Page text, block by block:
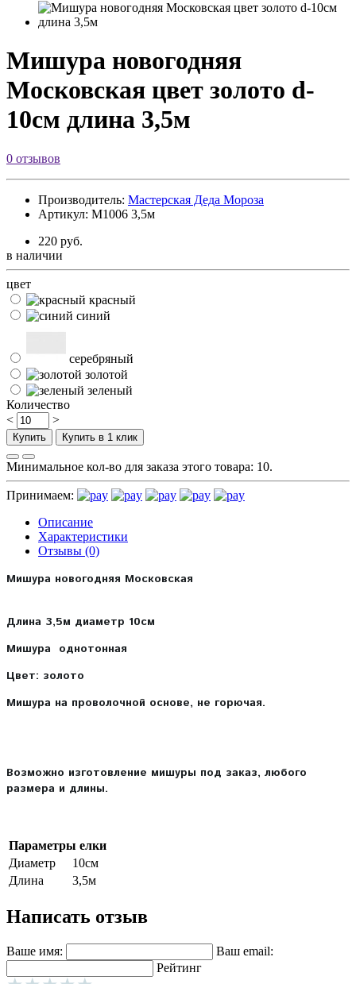
Мишура новогодняя
Московская цвет золото d-
10см длина 3,5м
0 отзывов
Производитель: Мастерская Деда Мороза
Артикул: М1006 3,5м
220 руб.
в наличии
цвет
красный
синий
серебряный
золотой
зеленый
Количество
<
>
Купить Купить в 1 клик
Минимальное кол-во для заказа этого товара: 10.
Принимаем:
Описание
Характеристики
Отзывы (0)
Мишура новогодняя Московская
Длина 3,5м диаметр 10см
Мишура однотонная
Цвет: золото
Мишура на проволочной основе, не горючая.
Возможно изготовление мишуры под заказ, любого
размера и длины.
Параметры елки
Диаметр
10см
Длина
3,5м
Написать отзыв
Ваше имя:
Ваш email:
Рейтинг